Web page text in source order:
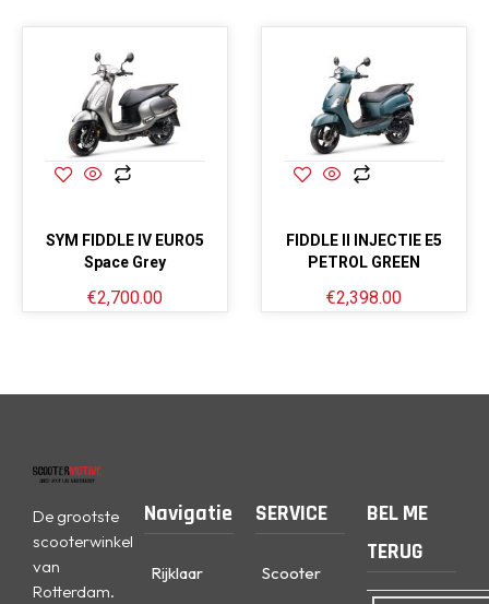
SYM FIDDLE IV EURO5
Space Grey
€2,700.00
FIDDLE II INJECTIE E5
PETROL GREEN
€2,398.00
De grootste
scooterwinkel
van
Rotterdam.
Navigatie
Rijklaar
SERVICE
Scooter
BEL ME
TERUG